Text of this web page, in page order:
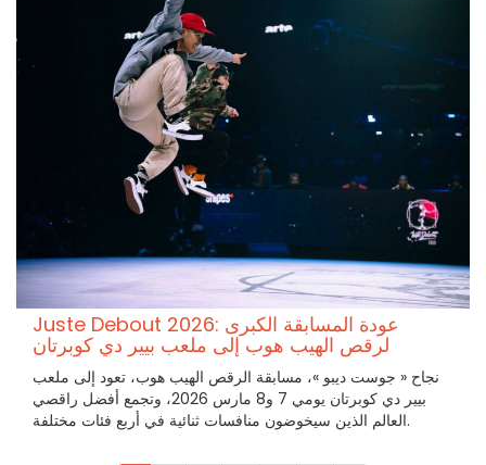
Juste Debout 2026: عودة المسابقة الكبرى
لرقص الهيب هوب إلى ملعب بيير دي كوبرتان
نجاح « جوست ديبو »، مسابقة الرقص الهيب هوب، تعود إلى ملعب
بيير دي كوبرتان يومي 7 و8 مارس 2026، وتجمع أفضل راقصي
العالم الذين سيخوضون منافسات ثنائية في أربع فئات مختلفة.